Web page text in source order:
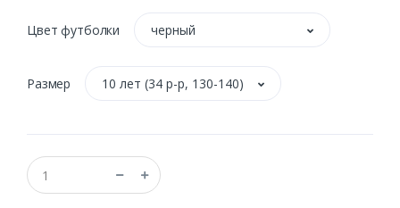
Цвет футболки черный
Размер 10 лет (34 р-р, 130-140)